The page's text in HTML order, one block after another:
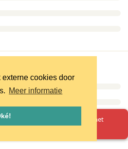
cookies door
Meer informatie
Herlaad de pagina en probeer het